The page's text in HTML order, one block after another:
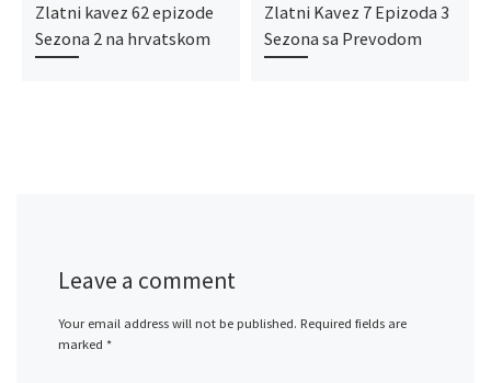
Zlatni kavez 62 epizode
Sezona 2 na hrvatskom
Zlatni Kavez 7 Epizoda 3
Sezona sa Prevodom
Leave a comment
Your email address will not be published. Required fields are
marked *